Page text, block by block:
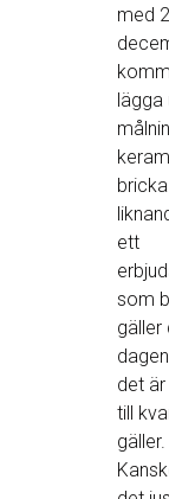
med
lägga
ett
som
gäller
det
till
gäller.